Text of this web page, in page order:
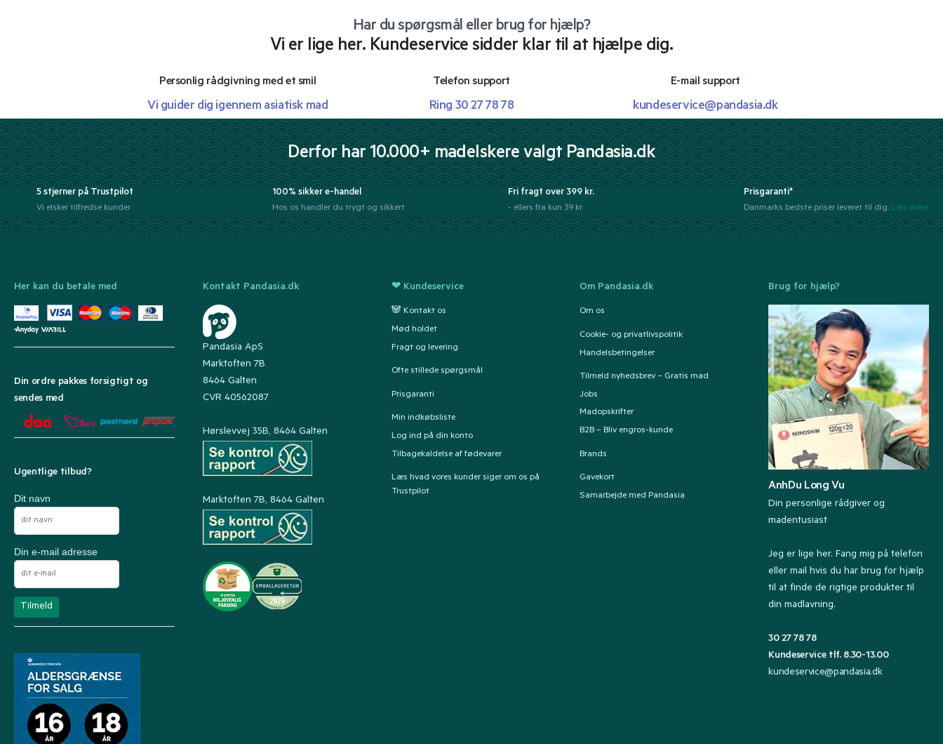
Har du spørgsmål eller brug for hjælp?
Vi er lige her. Kundeservice sidder klar til at hjælpe dig.
Personlig rådgivning med et smil
Vi guider dig igennem asiatisk mad
Telefon support
Ring 30 27 78 78
E-mail support
kundeservice@pandasia.dk
Derfor har 10.000+ madelskere valgt Pandasia.dk
5 stjerner på Trustpilot
Vi elsker tilfredse kunder
100% sikker e-handel
Hos os handler du trygt og sikkert
Fri fragt over 399 kr.
- ellers fra kun 39 kr.
Prisgaranti*
Danmarks bedste priser leveret til dig. Læs mere
Her kan du betale med
Din ordre pakkes forsigtigt og
sendes med
Ugentlige tilbud?
Dit navn
Din e-mail adresse
Kontakt Pandasia.dk
Pandasia ApS
Marktoften 7B
8464 Galten
CVR 40562087
Hørslevvej 35B, 8464 Galten
Marktoften 7B, 8464 Galten
❤ Kundeservice
🐼 Kontakt os
Mød holdet
Fragt og levering
Ofte stillede spørgsmål
Prisgaranti
Min indkøbsliste
Log ind på din konto
Tilbagekaldelse af fødevarer
Læs hvad vores kunder siger om os på
Trustpilot
Om Pandasia.dk
Om os
Cookie- og privatlivspolitik
Handelsbetingelser
Tilmeld nyhedsbrev – Gratis mad
Jobs
Madopskrifter
B2B – Bliv engros-kunde
Brands
Gavekort
Samarbejde med Pandasia
Brug for hjælp?
AnhDu Long Vu
Din personlige rådgiver og
madentusiast
Jeg er lige her. Fang mig på telefon
eller mail hvis du har brug for hjælp
til at finde de rigtige produkter til
din madlavning.
30 27 78 78
Kundeservice tlf. 8.30-13.00
kundeservice@pandasia.dk